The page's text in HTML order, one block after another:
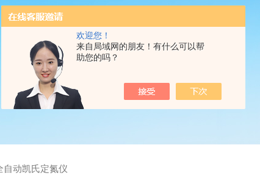
欢迎您！
来自局域网的朋友！有什么可以帮
助您的吗？
自动凯氏定氮仪